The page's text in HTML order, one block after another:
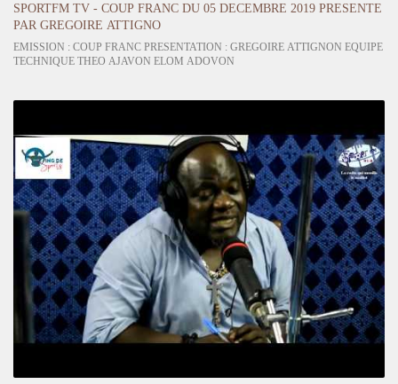
SPORTFM TV - COUP FRANC DU 05 DECEMBRE 2019 PRESENTE
PAR GREGOIRE ATTIGNO
EMISSION : COUP FRANC PRESENTATION : GREGOIRE ATTIGNON EQUIPE
TECHNIQUE THEO AJAVON ELOM ADOVON